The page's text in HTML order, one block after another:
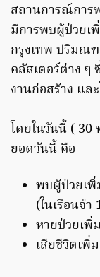
สถานการณ์การ
มีการพบผู้ป่วยเ
กรุงเทพ ปริมณ
คลัสเตอร์ต่าง ๆ
งานก่อสร้าง แล
โดยในวันนี้ ( 30
ยอดวันนี้ คือ
พบผู้ป่วยเพิ่
(ในเรือนจ
หายป่วยเพิ่
เสียชีวิตเพิ่